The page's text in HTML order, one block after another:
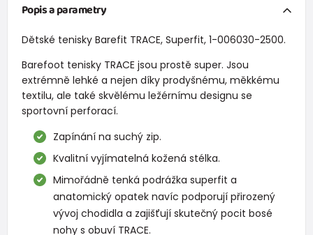
Popis a parametry
Dětské tenisky Barefit TRACE, Superfit, 1-006030-2500.
Barefoot tenisky TRACE jsou prostě super. Jsou
extrémně lehké a nejen díky prodyšnému, měkkému
textilu, ale také skvělému ležérnímu designu se
sportovní perforací.
Zapínání na suchý zip.
Kvalitní vyjímatelná kožená stélka.
Mimořádně tenká podrážka superfit a
anatomický opatek navíc podporují přirozený
vývoj chodidla a zajišťují skutečný pocit bosé
nohy s obuví TRACE.